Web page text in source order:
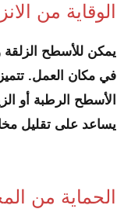
الوقاية من
يمكن للأسطح الزلقة
في مكان العمل.
الأسطح الرطبة أو
يساعد على تقليل
الحماية من